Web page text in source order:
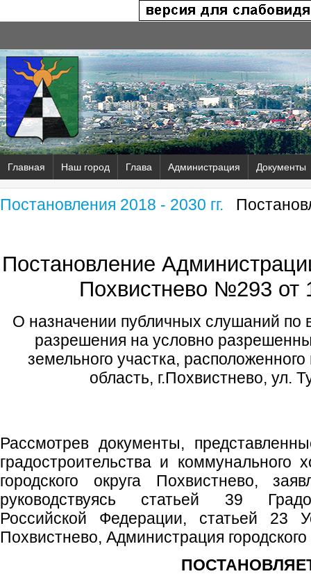
Главная Наш город Глава Администрация Документы
Постановления 2018 - 2030 гг.
Постановление
Похвистнево №293 от
О назначении публичных слушаний по
разрешения на условно
земельного участка,
область, г.Похвистнево, ул.
Рассмотрев документы,
градостроительства и коммунального
городского округа Похвистнево,
руководствуясь статьей 39
Российской Федерации, статьей 23
Похвистнево, Администрация